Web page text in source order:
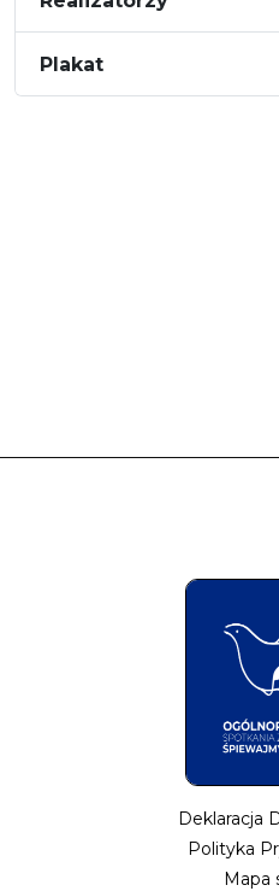
Plakat
Deklaracja
Polityka
Mapa